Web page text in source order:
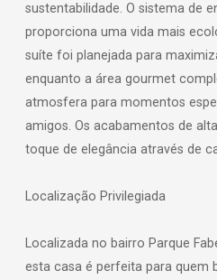
sustentabilidade. O sistema de
proporciona uma vida mais
suíte foi planejada para
enquanto a área gourmet
atmosfera para momentos
amigos. Os acabamentos de
toque de elegância através de
Localização Privilegiada
Localizada no bairro Parque
esta casa é perfeita para quem